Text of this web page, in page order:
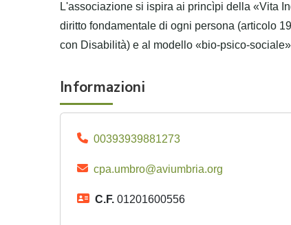
L'associazione si ispira ai princìpi della «Vita
diritto fondamentale di ogni persona (articolo
con Disabilità) e al modello «bio-psico-
Informazioni
00393939881273
cpa.umbro@aviumbria.org
C.F. 01201600556